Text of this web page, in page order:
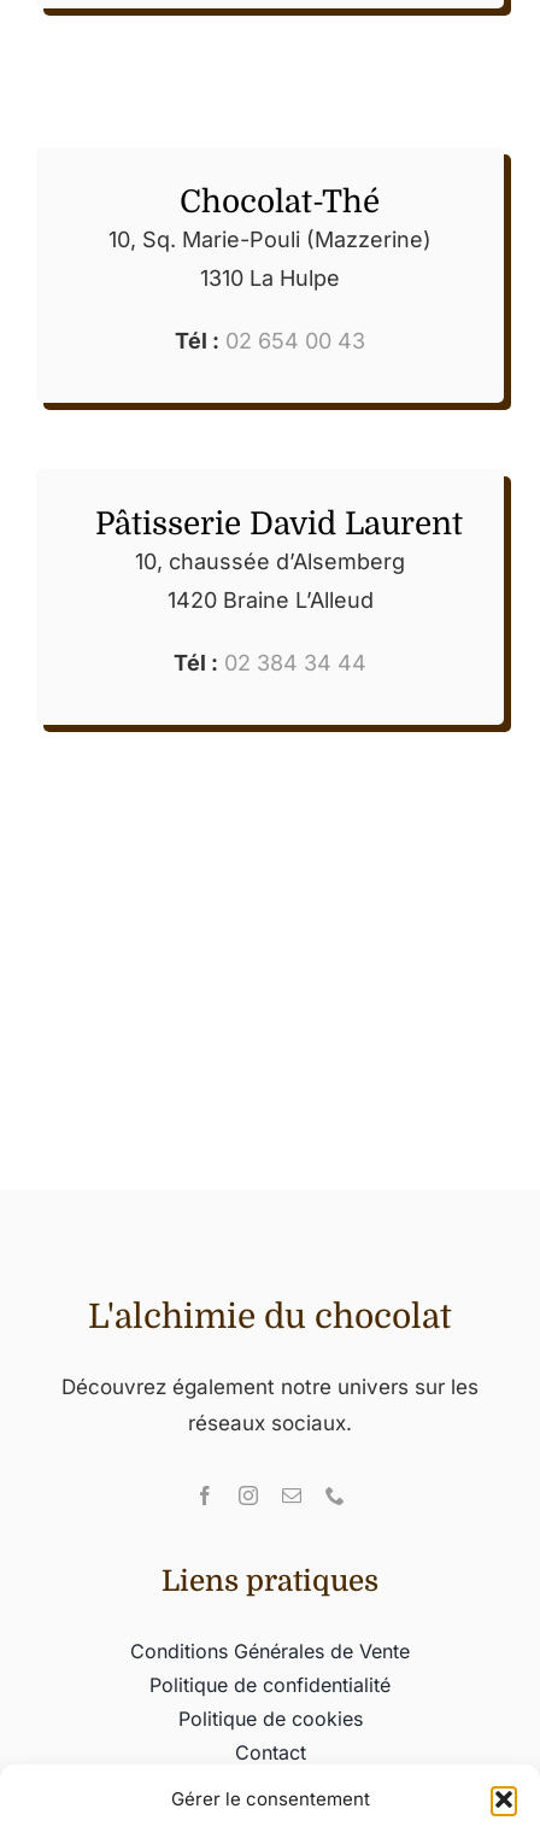
Gérer le consentement
Chocolat-Thé
10, Sq. Marie-Pouli (Mazzerine)
1310 La Hulpe
Tél : 02 654 00 43
Pâtisserie David Laurent
10, chaussée d’Alsemberg
1420 Braine L’Alleud
Tél : 02 384 34 44
L'alchimie du chocolat
Découvrez également notre univers sur les
réseaux sociaux.
Liens pratiques
Conditions Générales de Vente
Politique de confidentialité
Politique de cookies
Contact